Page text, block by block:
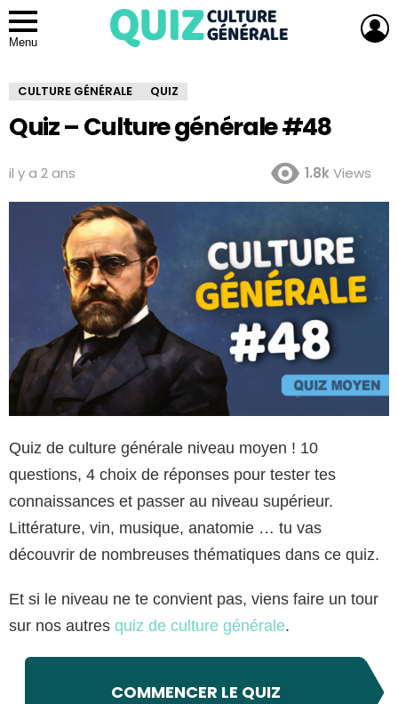
Menu
CULTURE GÉNÉRALE QUIZ
Quiz – Culture générale #48
il y a 2 ans 1.8kViews
Quiz de culture générale niveau moyen ! 10
questions, 4 choix de réponses pour tester tes
connaissances et passer au niveau supérieur.
Littérature, vin, musique, anatomie … tu vas
découvrir de nombreuses thématiques dans ce quiz.
Et si le niveau ne te convient pas, viens faire un tour
sur nos autres quiz de culture générale.
COMMENCER LE QUIZ